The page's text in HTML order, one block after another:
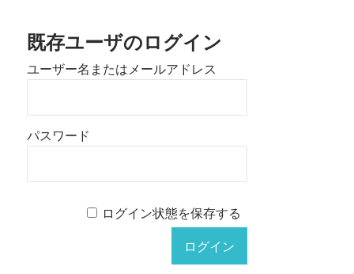
既存ユーザのログイン
ユーザー名またはメールアドレス
パスワード
ログイン状態を保存する